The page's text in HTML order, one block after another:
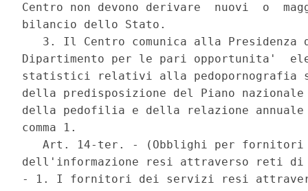
Centro non devono derivare  nuovi  o
bilancio dello Stato.
3. Il Centro comunica alla Presidenza
Dipartimento per le pari opportunita'
statistici relativi alla pedopornografia
della predisposizione del Piano
della pedofilia e della relazione
comma 1.
Art. 14-ter. - (Obblighi per
dell'informazione resi attraverso reti di
- 1. I fornitori dei servizi resi